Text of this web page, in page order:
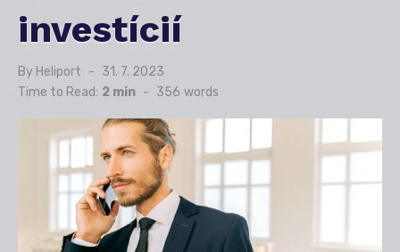
investícií
By Heliport
Posted
on
31. 7. 2023
Time to Read: 2 min - 356 words